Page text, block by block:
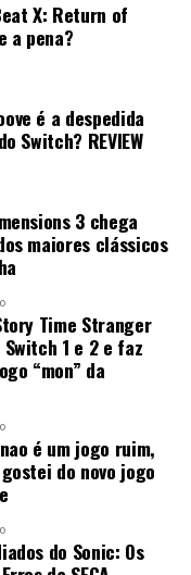
milagre no
às versões de
experiência
de otimização
X: Return of
a pena?
é a despedida
Switch? REVIEW
3 chega
maiores clássicos
Time Stranger
1 e 2 e faz
“mon” da
é um jogo ruim,
do novo jogo
do Sonic: Os